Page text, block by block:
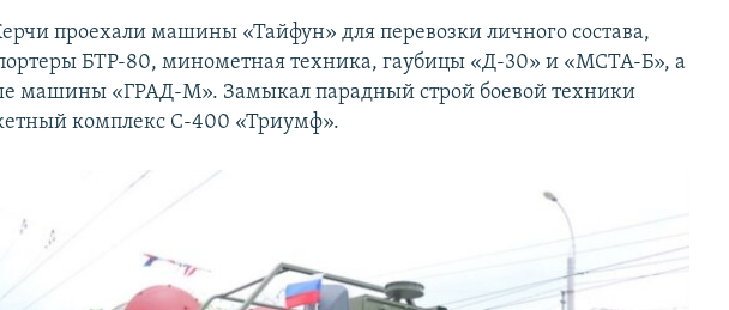
проехали машины «Тайфун» для перевозки личного состава,
БТР-80, минометная техника, гаубицы «Д-30» и «МСТА-Б», а
машины «ГРАД-М». Замыкал парадный строй боевой техники
комплекс С-400 «Триумф».